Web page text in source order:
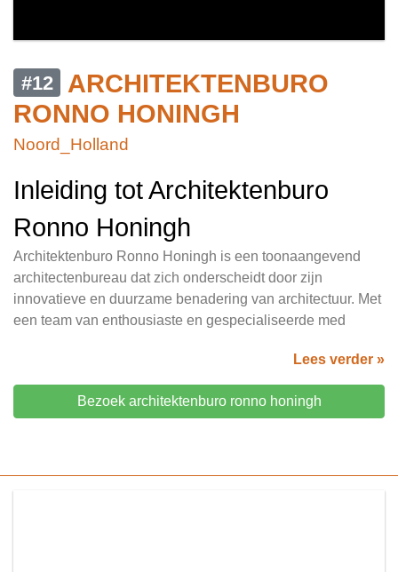
#12
ARCHITEKTENBURO
RONNO HONINGH
Noord_Holland
Inleiding tot Architektenburo
Ronno Honingh
Architektenburo Ronno Honingh is een toonaangevend
architectenbureau dat zich onderscheidt door zijn
innovatieve en duurzame benadering van architectuur. Met
een team van enthousiaste en gespecialiseerde med
Lees verder »
Bezoek architektenburo ronno honingh